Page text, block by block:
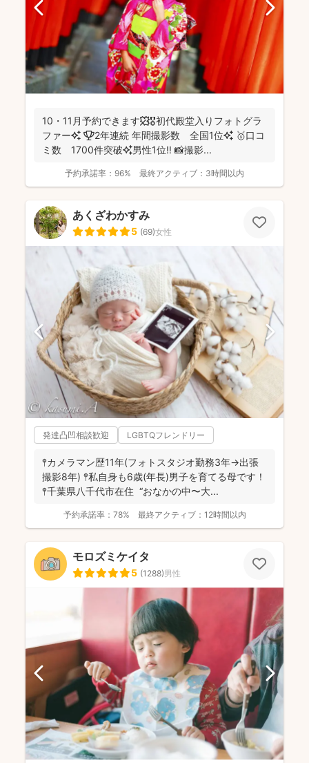
10・11月予約できます🍁🎖初代殿堂入りフォトグラ
ファー✨ 🏆2年連続 年間撮影数 全国1位✨ 🥇口コ
ミ数 1700件突破✨男性1位‼️ 📸撮影...
予約承諾率： 96% 最終アクティブ： 3時間以内
あくざわかすみ
5 (69)女性
発達凸凹相談歓迎 LGBTQフレンドリー
𖤣カメラマン歴11年(フォトスタジオ勤務3年→出張
撮影8年) 𖤣私自身も6歳(年長)男子を育てる母です！
𖤣千葉県八千代市在住 “おなかの中〜大...
予約承諾率： 78% 最終アクティブ： 12時間以内
モロズミケイタ
5 (1288)男性